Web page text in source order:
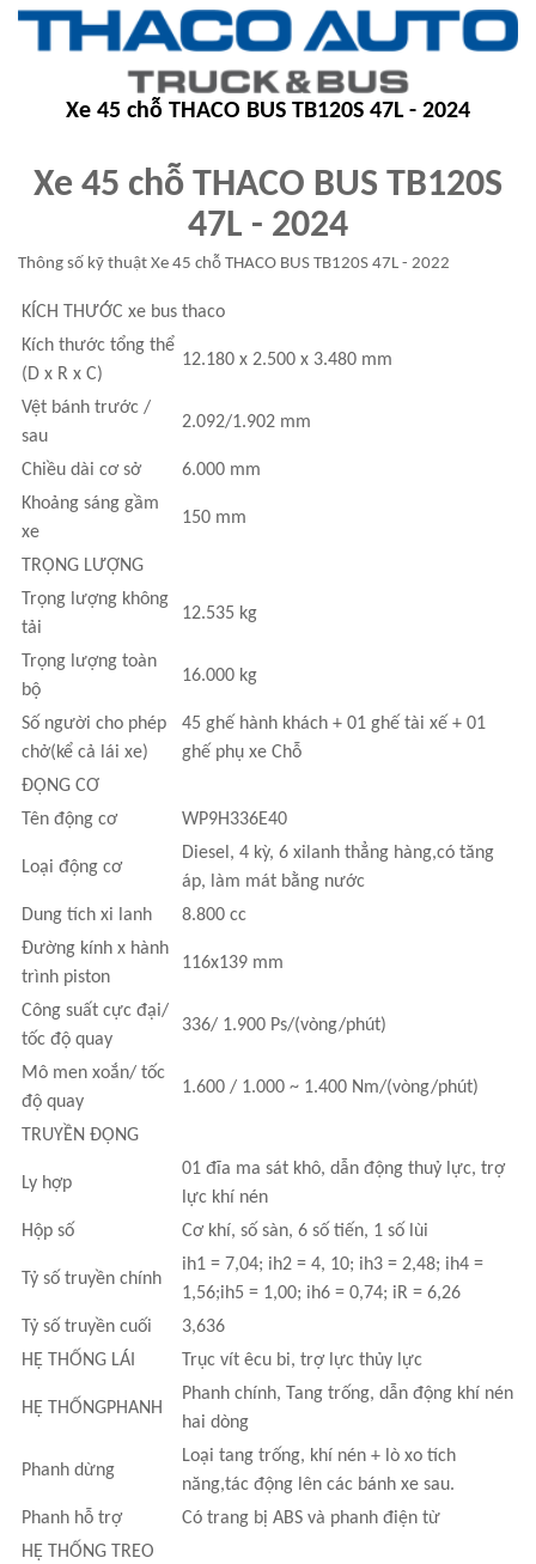
Xe 45 chỗ THACO BUS TB120S 47L - 2024
Xe 45 chỗ THACO BUS TB120S
47L - 2024
Thông số kỹ thuật Xe 45 chỗ THACO BUS TB120S 47L - 2022
KÍCH THƯỚC xe bus thaco
Kích thước tổng thể
(D x R x C)
12.180 x 2.500 x 3.480 mm
Vệt bánh trước /
sau
2.092/1.902 mm
Chiều dài cơ sở
6.000 mm
Khoảng sáng gầm
xe
150 mm
TRỌNG LƯỢNG
Trọng lượng không
tải
12.535 kg
Trọng lượng toàn
bộ
16.000 kg
Số người cho phép
chở(kể cả lái xe)
45 ghế hành khách + 01 ghế tài xế + 01
ghế phụ xe Chỗ
ĐỘNG CƠ
Tên động cơ
WP9H336E40
Loại động cơ
Diesel, 4 kỳ, 6 xilanh thẳng hàng,có tăng
áp, làm mát bằng nước
Dung tích xi lanh
8.800 cc
Đường kính x hành
trình piston
116x139 mm
Công suất cực đại/
tốc độ quay
336/ 1.900 Ps/(vòng/phút)
Mô men xoắn/ tốc
độ quay
1.600 / 1.000 ~ 1.400 Nm/(vòng/phút)
TRUYỀN ĐỘNG
Ly hợp
01 đĩa ma sát khô, dẫn động thuỷ lực, trợ
lực khí nén
Hộp số
Cơ khí, số sàn, 6 số tiến, 1 số lùi
Tỷ số truyền chính
ih1 = 7,04; ih2 = 4, 10; ih3 = 2,48; ih4 =
1,56;ih5 = 1,00; ih6 = 0,74; iR = 6,26
Tỷ số truyền cuối
3,636
HỆ THỐNG LÁI
Trục vít êcu bi, trợ lực thủy lực
HỆ THỐNGPHANH
Phanh chính, Tang trống, dẫn động khí nén
hai dòng
Phanh dừng
Loại tang trống, khí nén + lò xo tích
năng,tác động lên các bánh xe sau.
Phanh hỗ trợ
Có trang bị ABS và phanh điện từ
HỆ THỐNG TREO